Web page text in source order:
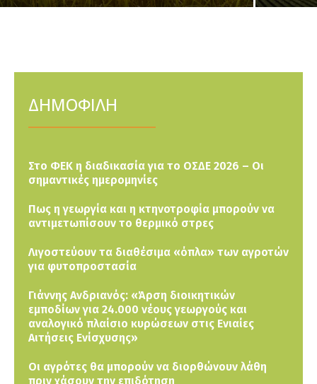
ΔΗΜΟΦΙΛΗ
Στο ΦΕΚ η διαδικασία για το ΟΣΔΕ 2026 – Οι
σημαντικές ημερομηνίες
Πως η γεωργία και η κτηνοτροφία μπορούν να
αντιμετωπίσουν το θερμικό στρες
Λιγοστεύουν τα διαθέσιμα «όπλα» των αγροτών
για φυτοπροστασία
Γιάννης Ανδριανός: «Άρση διοικητικών
εμποδίων για 24.000 νέους γεωργούς και
αναλογικό πλαίσιο κυρώσεων στις Ενιαίες
Αιτήσεις Ενίσχυσης»
Οι αγρότες θα μπορούν να διορθώνουν λάθη
πριν χάσουν την επιδότηση